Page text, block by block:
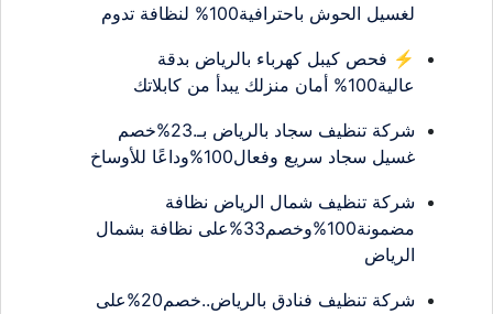
لغسيل الحوش باحترافية100% لنظافة تدوم
⚡ فحص كيبل كهرباء بالرياض بدقة
عالية100% أمان منزلك يبدأ من كابلاتك
شركة تنظيف سجاد بالرياض بـ.23%خصم
غسيل سجاد سريع وفعال100%وداعًا للأوساخ
شركة تنظيف شمال الرياض نظافة
مضمونة100%وخصم33%على نظافة بشمال
الرياض
شركة تنظيف فنادق بالرياض..خصم20%على